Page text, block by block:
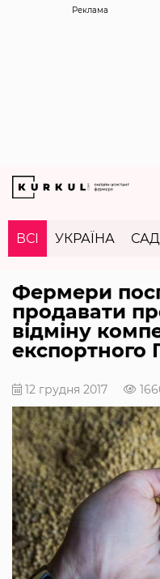
Реклама
ВСІ УКРАЇНА
Фермери
продавати
відміну
експортного
12 грудня 2017